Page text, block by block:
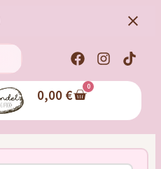
0,00 € 0